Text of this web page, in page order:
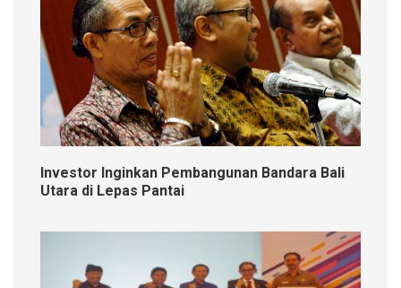
Investor Inginkan Pembangunan Bandara Bali
Utara di Lepas Pantai